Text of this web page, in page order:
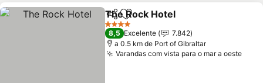
PartilharAdicionar aos favoritos
The Rock Hotel
4 Estrelas
8,5 Excelente
7.842
a 0.5 km de Port of Gibraltar
Varandas com vista para o mar a oesteVer